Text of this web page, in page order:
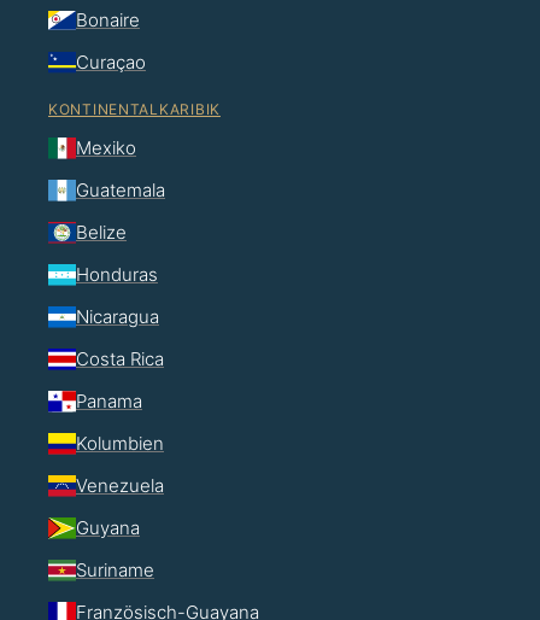
Bonaire
Curaçao
KONTINENTALKARIBIK
Mexiko
Guatemala
Belize
Honduras
Nicaragua
Costa Rica
Panama
Kolumbien
Venezuela
Guyana
Suriname
Französisch-Guayana